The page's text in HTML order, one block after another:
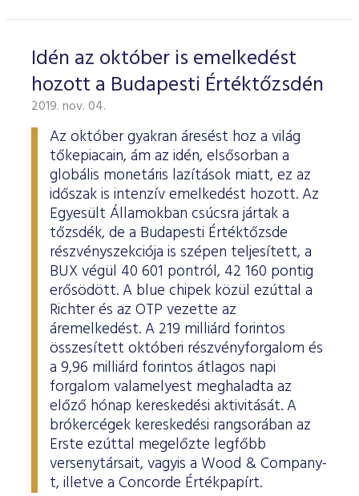
Idén az október is emelkedést
hozott a Budapesti Értéktőzsdén
2019. nov. 04.
Az október gyakran áresést hoz a világ
tőkepiacain, ám az idén, elsősorban a
globális monetáris lazítások miatt, ez az
időszak is intenzív emelkedést hozott. Az
Egyesült Államokban csúcsra jártak a
tőzsdék, de a Budapesti Értéktőzsde
részvényszekciója is szépen teljesített, a
BUX végül 40 601 pontról, 42 160 pontig
erősödött. A blue chipek közül ezúttal a
Richter és az OTP vezette az
áremelkedést. A 219 milliárd forintos
összesített októberi részvényforgalom és
a 9,96 milliárd forintos átlagos napi
forgalom valamelyest meghaladta az
előző hónap kereskedési aktivitását. A
brókercégek kereskedési rangsorában az
Erste ezúttal megelőzte legfőbb
versenytársait, vagyis a Wood & Company-
t, illetve a Concorde Értékpapírt.